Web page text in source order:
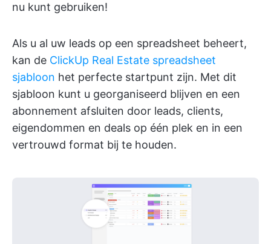
nu kunt gebruiken!
Als u al uw leads op een spreadsheet beheert,
kan de ClickUp Real Estate spreadsheet
sjabloon het perfecte startpunt zijn. Met dit
sjabloon kunt u georganiseerd blijven en een
abonnement afsluiten door leads, clients,
eigendommen en deals op één plek en in een
vertrouwd format bij te houden.